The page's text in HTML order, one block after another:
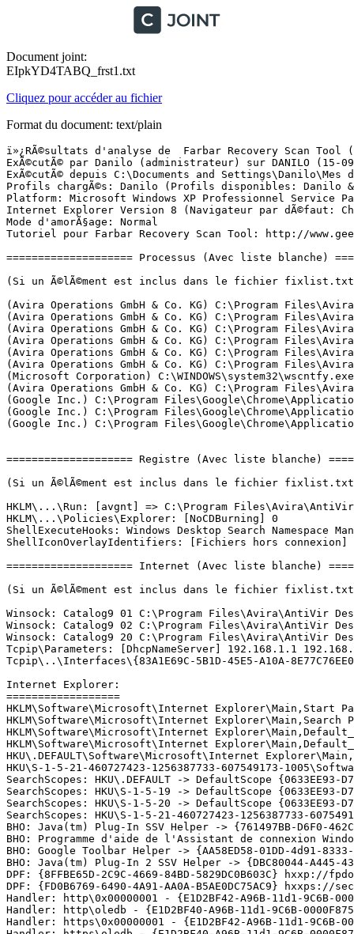
Document joint:
EIpkYD4TABQ_frst1.txt
Cliquez pour accéder au fichier
Format du document: text/plain
ï»¿RÃ©sultats d'analyse de  Farbar Recovery Scan Tool (FRST) (x86) Version:14-09-2015
ExÃ©cutÃ© par Danilo (administrateur) sur DANILO (15-09-2015 12:38:24)
ExÃ©cutÃ© depuis C:\Documents and Settings\Danilo\Mes documents\Downloads
Profils chargÃ©s: Danilo (Profils disponibles: Danilo & Administrateur)
Platform: Microsoft Windows XP Professionnel Service Pack 3 (X86) Langue: FranÃ§ais (France)
Internet Explorer Version 8 (Navigateur par dÃ©faut: Chrome)
Mode d'amorÃ§age: Normal
Tutoriel pour Farbar Recovery Scan Tool: http://www.geekstogo.com/forum/topic/335081-frst-tutorial-how-to-use-farbar-recovery-scan-tool/

==================== Processus (Avec liste blanche) =================

(Si un Ã©lÃ©ment est inclus dans le fichier fixlist.txt, le processus sera arrÃªtÃ©. Le fichier ne sera pas dÃ©placÃ©.)

(Avira Operations GmbH & Co. KG) C:\Program Files\Avira\AntiVir Desktop\sched.exe
(Avira Operations GmbH & Co. KG) C:\Program Files\Avira\AntiVir Desktop\avguard.exe
(Avira Operations GmbH & Co. KG) C:\Program Files\Avira\AntiVir Desktop\avgnt.exe
(Avira Operations GmbH & Co. KG) C:\Program Files\Avira\AntiVir Desktop\avshadow.exe
(Avira Operations GmbH & Co. KG) C:\Program Files\Avira\AntiVir Desktop\avmailc.exe
(Avira Operations GmbH & Co. KG) C:\Program Files\Avira\AntiVir Desktop\avwebgrd.exe
(Microsoft Corporation) C:\WINDOWS\system32\wscntfy.exe
(Avira Operations GmbH & Co. KG) C:\Program Files\Avira\AntiVir Desktop\avcenter.exe
(Google Inc.) C:\Program Files\Google\Chrome\Application\chrome.exe
(Google Inc.) C:\Program Files\Google\Chrome\Application\chrome.exe
(Google Inc.) C:\Program Files\Google\Chrome\Application\chrome.exe


==================== Registre (Avec liste blanche) ===========================

(Si un Ã©lÃ©ment est inclus dans le fichier fixlist.txt, l'Ã©lÃ©ment de Registre sera restaurÃ© Ã  la valeur par dÃ©faut ou supprimÃ©. Le fichier ne sera pas dÃ©placÃ©.)

HKLM\...\Run: [avgnt] => C:\Program Files\Avira\AntiVir Desktop\avgnt.exe [782008 2015-09-04] (Avira Operations GmbH & Co. KG)
HKLM\...\Policies\Explorer: [NoCDBurning] 0
ShellExecuteHooks: Windows Desktop Search Namespace Manager - {56F9679E-7826-4C84-81F3-532071A8BCC5} - C:\Program Files\Windows Desktop Search\MSNLNamespaceMgr.dll [304128 2009-05-24] (Microsoft Corporation)
ShellIconOverlayIdentifiers: [Fichiers hors connexion] -> {750fdf0e-2a26-11d1-a3ea-080036587f03} => C:\WINDOWS\System32\cscui.dll [2008-04-14] (Microsoft Corporation)

==================== Internet (Avec liste blanche) ====================

(Si un Ã©lÃ©ment est inclus dans le fichier fixlist.txt, s'il s'agit d'un Ã©lÃ©ment du Registre, il sera supprimÃ© ou restaurÃ© Ã  la valeur par dÃ©faut.)

Winsock: Catalog9 01 C:\Program Files\Avira\AntiVir Desktop\avsda.dll [507984 2015-06-22] (Avira Operations GmbH & Co. KG)
Winsock: Catalog9 02 C:\Program Files\Avira\AntiVir Desktop\avsda.dll [507984 2015-06-22] (Avira Operations GmbH & Co. KG)
Winsock: Catalog9 20 C:\Program Files\Avira\AntiVir Desktop\avsda.dll [507984 2015-06-22] (Avira Operations GmbH & Co. KG)
Tcpip\Parameters: [DhcpNameServer] 192.168.1.1 192.168.1.1
Tcpip\..\Interfaces\{83A1E69C-5B1D-45E5-A10A-8E77C76EE05A}: [DhcpNameServer] 192.168.1.1 192.168.1.1

Internet Explorer:
==================
HKLM\Software\Microsoft\Internet Explorer\Main,Start Page = about:blank
HKLM\Software\Microsoft\Internet Explorer\Main,Search Page = about:blank
HKLM\Software\Microsoft\Internet Explorer\Main,Default_Page_URL = about:blank
HKLM\Software\Microsoft\Internet Explorer\Main,Default_Search_URL = about:blank
HKU\.DEFAULT\Software\Microsoft\Internet Explorer\Main,Start Page = about:blank
HKU\S-1-5-21-460727423-1256387733-607549173-1005\Software\Microsoft\Internet Explorer\Main,Start Page Redirect Cache = hxxp://be.msn.com/defaultf.aspx?lang=fr-be&ocid=iehp
SearchScopes: HKU\.DEFAULT -> DefaultScope {0633EE93-D776-472f-A0FF-E1416B8B2E3A} URL = 
SearchScopes: HKU\S-1-5-19 -> DefaultScope {0633EE93-D776-472f-A0FF-E1416B8B2E3A} URL = 
SearchScopes: HKU\S-1-5-20 -> DefaultScope {0633EE93-D776-472f-A0FF-E1416B8B2E3A} URL = 
SearchScopes: HKU\S-1-5-21-460727423-1256387733-607549173-1005 -> {012E1000-F331-11DB-8314-0800200C9A66} URL = hxxp://www.google.com/search?q={searchTerms}
BHO: Java(tm) Plug-In SSV Helper -> {761497BB-D6F0-462C-B6EB-D4DAF1D92D43} -> C:\Program Files\Java\jre1.8.0_51\bin\ssv.dll [2015-07-19] (Oracle Corporation)
BHO: Programme d'aide de l'Assistant de connexion Windows Live -> {9030D464-4C02-4ABF-8ECC-5164760863C6} -> C:\Program Files\Fichiers communs\Microsoft Shared\Windows Live\WindowsLiveLogin.dll [2009-01-22] (Microsoft Corporation)
BHO: Google Toolbar Helper -> {AA58ED58-01DD-4d91-8333-CF10577473F7} -> c:\program files\google\googletoolbar1.dll [2008-10-06] (Google Inc.)
BHO: Java(tm) Plug-In 2 SSV Helper -> {DBC80044-A445-435b-BC74-9C25C1C588A9} -> C:\Program Files\Java\jre1.8.0_51\bin\jp2ssv.dll [2015-07-19] (Oracle Corporation)
DPF: {8FFBE65D-2C9C-4669-84BD-5829DC0B603C} hxxp://fpdownload.macromedia.com/get/flashplayer/current/polarbear/ultrashim.cab
DPF: {FD0B6769-6490-4A91-AA0A-B5AE0DC75AC9} hxxps://secure.logmein.com/activex/ractrl.cab?lmi=100
Handler: http\0x00000001 - {E1D2BF42-A96B-11d1-9C6B-0000F875AC61} - C:\Program Files\Fichiers communs\System\Ole DB\MSDAIPP.DLL [2009-02-26] (Microsoft Corporation)
Handler: http\oledb - {E1D2BF40-A96B-11d1-9C6B-0000F875AC61} - C:\Program Files\Fichiers communs\System\Ole DB\MSDAIPP.DLL [2009-02-26] (Microsoft Corporation)
Handler: https\0x00000001 - {E1D2BF42-A96B-11d1-9C6B-0000F875AC61} - C:\Program Files\Fichiers communs\System\Ole DB\MSDAIPP.DLL [2009-02-26] (Microsoft Corporation)
Handler: https\oledb - {E1D2BF40-A96B-11d1-9C6B-0000F875AC61} - C:\Program Files\Fichiers communs\System\Ole DB\MSDAIPP.DLL [2009-02-26] (Microsoft Corporation)
Handler: ipp\0x00000001 - {E1D2BF42-A96B-11d1-9C6B-0000F875AC61} - C:\Program Files\Fichiers communs\System\Ole DB\MSDAIPP.DLL [2009-02-26] (Microsoft Corporation)
Handler: ms-help - {314111c7-a502-11d2-bbca-00c04f8ec294} - C:\Program Files\Fichiers communs\Microsoft Shared\Help\hxds.dll [2013-09-25] (Microsoft Corporation)
Handler: msdaipp\0x00000001 - {E1D2BF42-A96B-11d1-9C6B-0000F875AC61} - C:\Program Files\Fichiers communs\System\Ole